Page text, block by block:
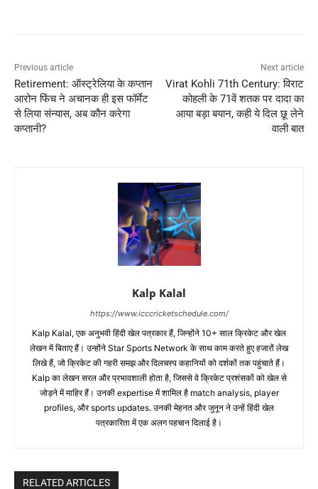
Previous article
Retirement: ऑस्ट्रेलिया के कप्तान
आरोन फिंच ने अचानक ही इस फॉर्मेट
से लिया संन्यास, अब कौन करेगा
कप्तानी?
Next article
Virat Kohli 71th Century: विराट
कोहली के 71वें शतक पर दादा का
आया बड़ा बयान, कही ये दिल छू लेने
वाली बात
Kalp Kalal
https://www.icccricketschedule.com/
Kalp Kalal, एक अनुभवी हिंदी खेल पत्रकार हैं, जिन्होंने 10+ साल क्रिकेट और खेल
लेखन में बिताए हैं। उन्होंने Star Sports Network के साथ काम करते हुए हजारों लेख
लिखे हैं, जो क्रिकेट की गहरी समझ और दिलचस्प कहानियों को दर्शकों तक पहुंचाते हैं।
Kalp का लेखन सरल और प्रभावशाली होता है, जिससे वे क्रिकेट प्रशंसकों को खेल से
जोड़ने में माहिर हैं। उनकी expertise में शामिल है match analysis, player
profiles, और sports updates. उनकी मेहनत और जुनून ने उन्हें हिंदी खेल
पत्रकारिता में एक अलग पहचान दिलाई है।
RELATED ARTICLES